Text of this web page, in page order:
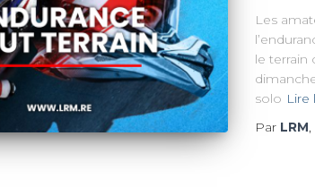
Les
le terrain
solo Lire
Par LRM